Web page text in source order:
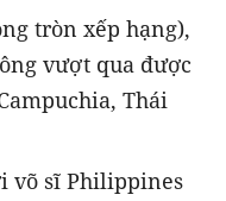
tròn xếp hạng),
vượt qua được
Thái
võ sĩ Philippines